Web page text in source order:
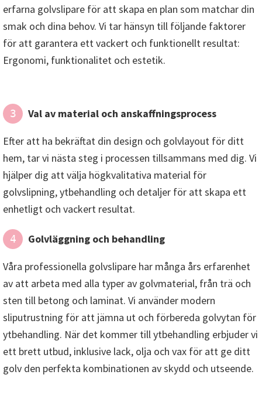
erfarna golvslipare för att skapa en plan som matchar din
smak och dina behov. Vi tar hänsyn till följande faktorer
för att garantera ett vackert och funktionellt resultat:
Ergonomi, funktionalitet och estetik.
3 Val av material och anskaffningsprocess
Efter att ha bekräftat din design och golvlayout för ditt
hem, tar vi nästa steg i processen tillsammans med dig. Vi
hjälper dig att välja högkvalitativa material för
golvslipning, ytbehandling och detaljer för att skapa ett
enhetligt och vackert resultat.
4 Golvläggning och behandling
Våra professionella golvslipare har många års erfarenhet
av att arbeta med alla typer av golvmaterial, från trä och
sten till betong och laminat. Vi använder modern
sliputrustning för att jämna ut och förbereda golvytan för
ytbehandling. När det kommer till ytbehandling erbjuder vi
ett brett utbud, inklusive lack, olja och vax för att ge ditt
golv den perfekta kombinationen av skydd och utseende.